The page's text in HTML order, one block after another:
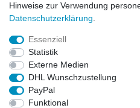
Impressum
Hinweise zur Verwendung
Daten­schutz­erklärung
Essenziell
Statistik
Externe Medien
DHL Wunschzustellung
PayPal
Funktional